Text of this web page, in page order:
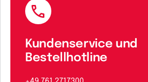
Kundenservice und
Bestellhotline